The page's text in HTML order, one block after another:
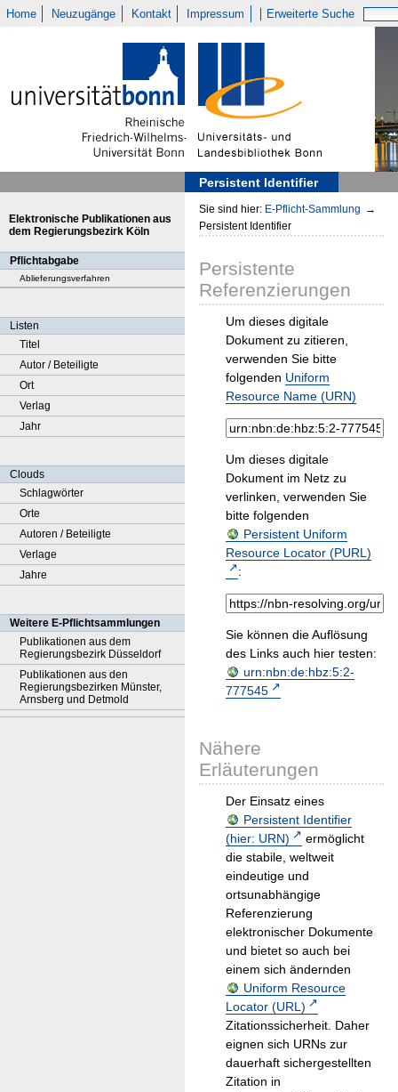
Home Neuzugänge Kontakt Impressum Erweiterte Suche
Persistent Identifier
Elektronische Publikationen aus
dem Regierungsbezirk Köln
Pflichtabgabe
Ablieferungsverfahren
Listen
Titel
Autor / Beteiligte
Ort
Verlag
Jahr
Clouds
Schlagwörter
Orte
Autoren / Beteiligte
Verlage
Jahre
Weitere E-Pflichtsammlungen
Publikationen aus dem
Regierungsbezirk Düsseldorf
Publikationen aus den
Regierungsbezirken Münster,
Arnsberg und Detmold
Sie sind hier: E-Pflicht-Sammlung →
Persistent Identifier
Persistente
Referenzierungen
Um dieses digitale
Dokument zu zitieren,
verwenden Sie bitte
folgenden Uniform
Resource Name (URN)
Um dieses digitale
Dokument im Netz zu
verlinken, verwenden Sie
bitte folgenden
Persistent Uniform
Resource Locator (PURL)
:
Sie können die Auflösung
des Links auch hier testen:
urn:nbn:de:hbz:5:2-
777545
Nähere
Erläuterungen
Der Einsatz eines
Persistent Identifier
(hier: URN)
ermöglicht
die stabile, weltweit
eindeutige und
ortsunabhängige
Referenzierung
elektronischer Dokumente
und bietet so auch bei
einem sich ändernden
Uniform Resource
Locator (URL)
Zitationssicherheit. Daher
eignen sich URNs zur
dauerhaft sichergestellten
Zitation in